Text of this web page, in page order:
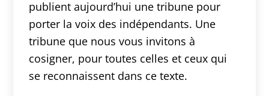
publient aujourd’hui une tribune pour
porter la voix des indépendants. Une
tribune que nous vous invitons à
cosigner, pour toutes celles et ceux qui
se reconnaissent dans ce texte.